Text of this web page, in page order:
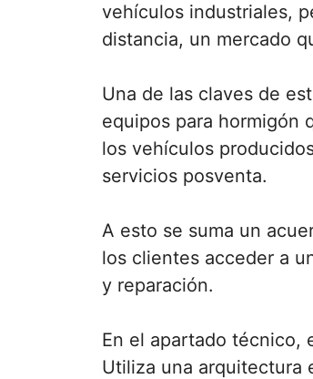
vehículos industriales,
distancia, un mercado
Una de las claves de
equipos para hormigón
los vehículos
servicios posventa.
A esto se suma un
los clientes acceder a
y reparación.
En el apartado técnico,
Utiliza una arquitectura